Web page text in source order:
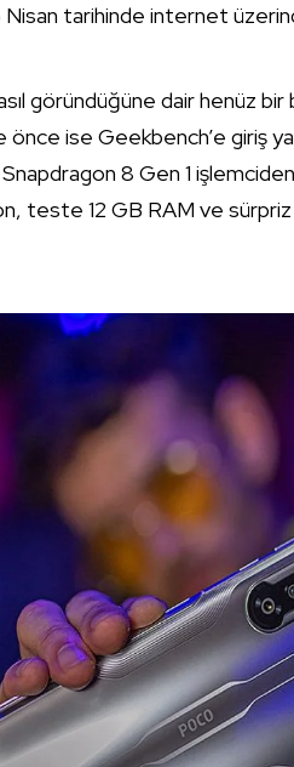
tarihinde internet
göründüğüne dair henüz
önce ise Geekbench’e
8 Gen 1
teste 12 GB RAM ve